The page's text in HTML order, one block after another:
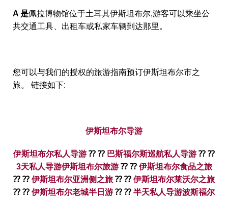
A 是佩拉博物馆位于土耳其伊斯坦布尔,游客可以乘坐公
共交通工具、出租车或私家车辆到达那里。
您可以与我们的授权的旅游指南预订伊斯坦布尔市之
旅。 链接如下:
伊斯坦布尔导游
伊斯坦布尔私人导游 ⁇ ⁇ 巴斯福尔斯巡航私人导游 ⁇ ⁇
3天私人导游伊斯坦布尔旅游⁇ ⁇ 伊斯坦布尔食品之旅
⁇ ⁇ 伊斯坦布尔亚洲侧之旅 ⁇ ⁇ 伊斯坦布尔莱沃尔之旅
⁇ ⁇ 伊斯坦布尔老城半日游 ⁇ ⁇ 半天私人导游波斯福尔